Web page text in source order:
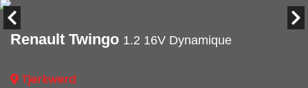
Renault Twingo 1.2 16V Dynamique
Tjerkwerd